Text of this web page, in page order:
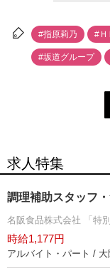
#指原莉乃 #Ｈ
#坂道グループ
求人特集
調理補助スタッフ
名阪食品株式会社 「特
時給1,177円
アルバイト・パート / 大